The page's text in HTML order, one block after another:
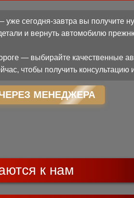
сегодня-завтра вы получите
и вернуть автомобилю
— выбирайте качественные
чтобы получить консультацию
МЕНЕДЖЕРА
к нам